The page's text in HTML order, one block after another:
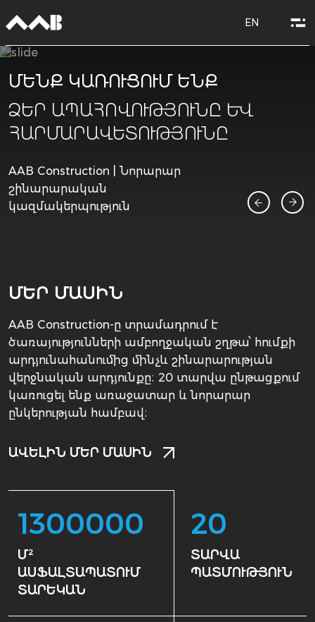
EN
ՄԵՆՔ ԿԱՌՈՒՑՈՒՄ ԵՆՔ
ՁԵՐ ԱՊԱՀՈՎՈՒԹՅՈՒՆԸ ԵՎ
ՀԱՐՄԱՐԱՎԵՏՈՒԹՅՈՒՆԸ
AAB Construction | Նորարար
շինարարական
կազմակերպություն
ՄԵՐ ՄԱՍԻՆ
AAB Construction-ը տրամադրում է
ծառայությունների ամբողջական շղթա՝ հումքի
արդյունահանումից մինչև շինարարության
վերջնական արդյունքը։ 20 տարվա ընթացքում
կառուցել ենք առաջատար և նորարար
ընկերության համբավ։
ԱՎԵԼԻՆ ՄԵՐ ՄԱՍԻՆ
1300000
Մ²
ԱՍՖԱԼՏԱՊԱՏՈՒՄ
ՏԱՐԵԿԱՆ
20
ՏԱՐՎԱ
ՊԱՏՄՈՒԹՅՈՒՆ